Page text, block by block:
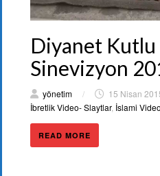
Diyanet
Sinevizyon
yönetim / 15 Nisan
İbretlik Video- Slaytlar, İslami
READ MORE